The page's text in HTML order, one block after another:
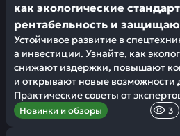
как экологические
рентабельность и
Устойчивое развитие в
а инвестиции. Узнайте, как
снижают издержки, повышают
и открывают новые возможности
Практические советы от
Новинки и обзоры 3